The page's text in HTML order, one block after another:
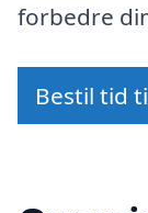
forbedre
Bestil tid